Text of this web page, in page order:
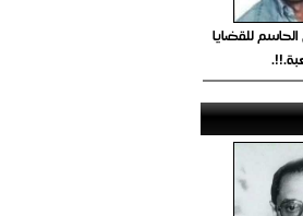
للقضايا